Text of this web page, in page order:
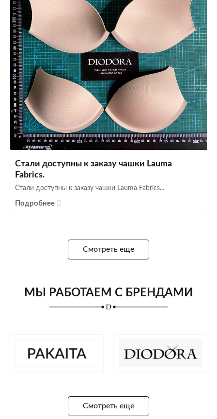
Стали доступны к заказу чашки Lauma
Fabrics.
Стали доступны к заказу чашки Lauma Fabrics...
Подробнее
Смотреть еще
МЫ РАБОТАЕМ С БРЕНДАМИ
Смотреть еще